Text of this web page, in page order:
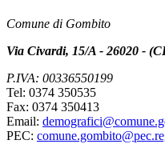
Comune di Gombito
Via Civardi, 15/A - 26020 -
P.IVA: 00336550199
Tel: 0374 350535
Fax: 0374 350413
Email:
PEC: